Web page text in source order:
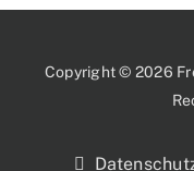
Copyright © 2026